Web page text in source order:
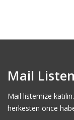
Mail
Mail listemize
herkesten önce